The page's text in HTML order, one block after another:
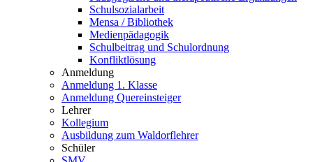
Schulsozialarbeit
Mensa / Bibliothek
Medienpädagogik
Schulbeitrag und Schulordnung
Konfliktlösung
Anmeldung
Anmeldung 1. Klasse
Anmeldung Quereinsteiger
Lehrer
Kollegium
Ausbildung zum Waldorflehrer
Schüler